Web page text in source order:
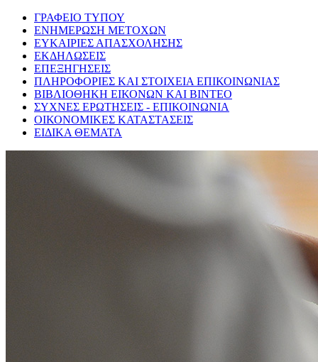
ΓΡΑΦΕΙΟ ΤΥΠΟΥ
ΕΝΗΜΕΡΩΣΗ ΜΕΤΟΧΩΝ
ΕΥΚΑΙΡΙΕΣ ΑΠΑΣΧΟΛΗΣΗΣ
ΕΚΔΗΛΩΣΕΙΣ
ΕΠΕΞΗΓΗΣΕΙΣ
ΠΛΗΡΟΦΟΡΙΕΣ ΚΑΙ ΣΤΟΙΧΕΙΑ ΕΠΙΚΟΙΝΩΝΙΑΣ
ΒΙΒΛΙΟΘΗΚΗ ΕΙΚΟΝΩΝ ΚΑΙ ΒΙΝΤΕΟ
ΣΥΧΝΕΣ ΕΡΩΤΗΣΕΙΣ - ΕΠΙΚΟΙΝΩΝΙΑ
ΟΙΚΟΝΟΜΙΚΕΣ ΚΑΤΑΣΤΑΣΕΙΣ
ΕΙΔΙΚΑ ΘΕΜΑΤΑ